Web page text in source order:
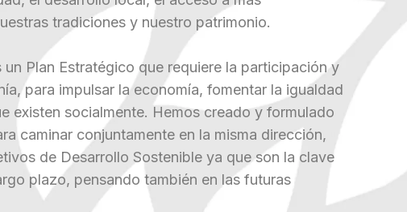
tradiciones y nuestro patrimonio.
un Plan Estratégico que requiere la participación y
para impulsar la economía, fomentar la igualdad
existen socialmente. Hemos creado y formulado
caminar conjuntamente en la misma dirección,
de Desarrollo Sostenible ya que son la clave
plazo, pensando también en las futuras